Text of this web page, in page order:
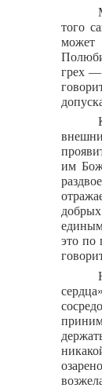
того
может
грех —
им
это по